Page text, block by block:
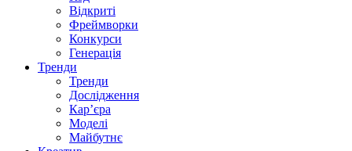
Відкриті
Фреймворки
Конкурси
Генерація
Тренди
Тренди
Дослідження
Кар’єра
Моделі
Майбутнє